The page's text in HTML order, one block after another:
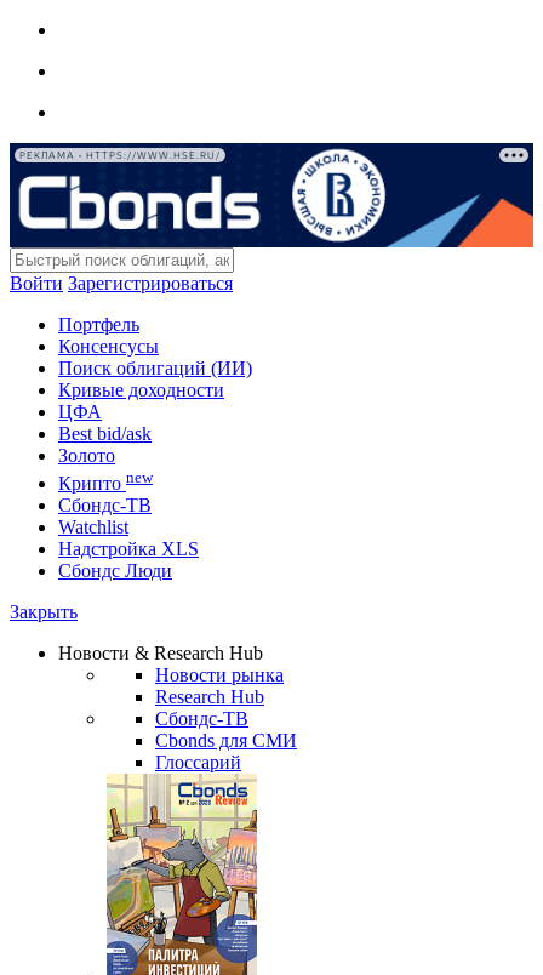
РЕКЛАМА • HTTPS://WWW.HSE.RU/
Войти Зарегистрироваться
Портфель
Консенсусы
Поиск облигаций (ИИ)
Кривые доходности
ЦФА
Best bid/ask
Золото
Крипто new
Сбондс-ТВ
Watchlist
Надстройка XLS
Сбондс Люди
Закрыть
Новости & Research Hub
Новости рынка
Research Hub
Сбондс-ТВ
Cbonds для СМИ
Глоссарий